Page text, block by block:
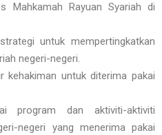
Mahkamah Rayuan Syariah di
untuk mempertingkatkan
negeri-negeri.
kehakiman untuk diterima pakai
program dan aktiviti-aktiviti
negeri yang menerima pakai